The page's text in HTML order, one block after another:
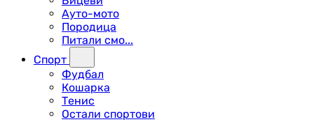
Ауто-мото
Породица
Питали смо...
Спорт
Фудбал
Кошарка
Тенис
Остали спортови